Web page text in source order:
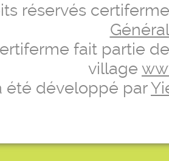
réservés
fait partie
village
été développé par